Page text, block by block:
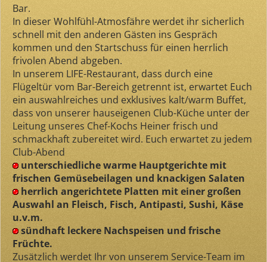
Bar.
In dieser Wohlfühl-Atmosfähre werdet ihr sicherlich
schnell mit den anderen Gästen ins Gespräch
kommen und den Startschuss für einen herrlich
frivolen Abend abgeben.
In unserem LIFE-Restaurant, dass durch eine
Flügeltür vom Bar-Bereich getrennt ist, erwartet Euch
ein auswahlreiches und exklusives kalt/warm Buffet,
dass von unserer hauseigenen Club-Küche unter der
Leitung unseres Chef-Kochs Heiner frisch und
schmackhaft zubereitet wird. Euch erwartet zu jedem
Club-Abend
unterschiedliche warme Hauptgerichte mit
frischen Gemüsebeilagen und knackigen Salaten
herrlich angerichtete Platten mit einer großen
Auswahl an Fleisch, Fisch, Antipasti, Sushi, Käse
u.v.m.
sündhaft leckere Nachspeisen und frische
Früchte.
Zusätzlich werdet Ihr von unserem Service-Team im